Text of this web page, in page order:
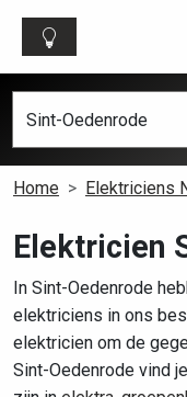
Home Elektriciens
Elektricien
In Sint-Oedenrode
elektriciens in ons
elektricien om de
Sint-Oedenrode vind